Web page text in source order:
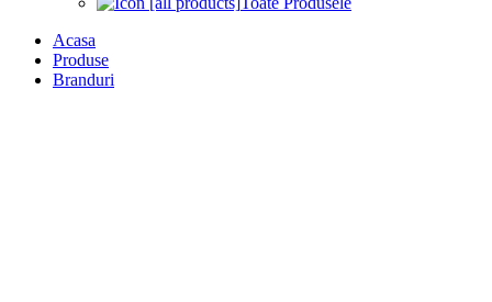
Acasa
Produse
Branduri